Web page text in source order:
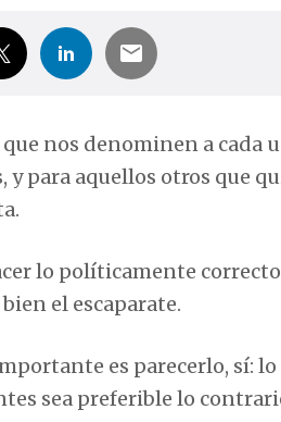
nos denominen a cada
para aquellos otros que
lo políticamente
el escaparate.
es parecerlo, sí:
sea preferible lo